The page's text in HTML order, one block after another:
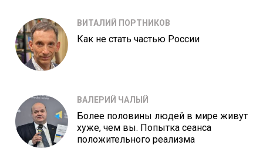
ВИТАЛИЙ ПОРТНИКОВ
Как не стать частью России
ВАЛЕРИЙ ЧАЛЫЙ
Более половины людей в мире живут
хуже, чем вы. Попытка сеанса
положительного реализма